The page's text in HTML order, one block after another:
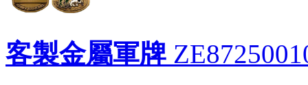
客製金屬軍牌